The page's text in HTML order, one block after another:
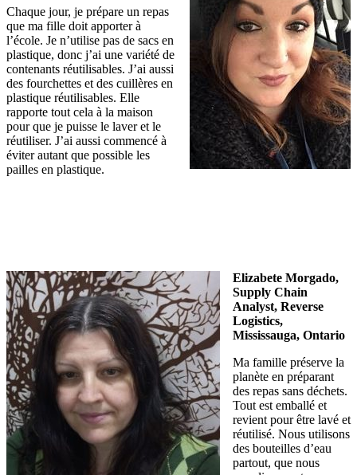
Chaque jour, je prépare un repas
que ma fille doit apporter à
l’école. Je n’utilise pas de sacs en
plastique, donc j’ai une variété de
contenants réutilisables. J’ai aussi
des fourchettes et des cuillères en
plastique réutilisables. Elle
rapporte tout cela à la maison
pour que je puisse le laver et le
réutiliser. J’ai aussi commencé à
éviter autant que possible les
pailles en plastique.
Elizabete Morgado,
Supply Chain
Analyst, Reverse
Logistics,
Mississauga, Ontario
Ma famille préserve la
planète en préparant
des repas sans déchets.
Tout est emballé et
revient pour être lavé et
réutilisé. Nous utilisons
des bouteilles d’eau
partout, que nous